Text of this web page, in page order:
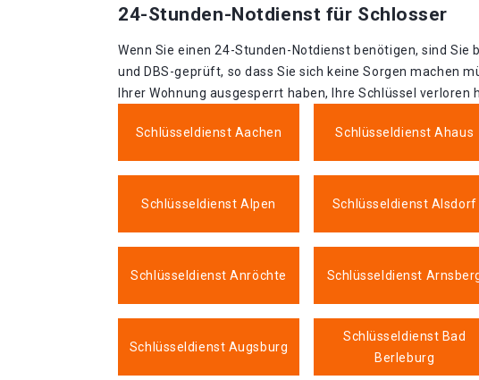
24-Stunden-Notdienst für Schlosser
Wenn Sie einen 24-Stunden-Notdienst benötigen, sind
und DBS-geprüft, so dass Sie sich keine Sorgen machen
Ihrer Wohnung ausgesperrt haben, Ihre Schlüssel verloren
Schlüsseldienst Aachen Schlüsseldienst Ahaus
Schlüsseldienst Alpen Schlüsseldienst Alsdorf
Schlüsseldienst Anröchte Schlüsseldienst
Schlüsseldienst Augsburg
Schlüsseldienst Bad
Berleburg